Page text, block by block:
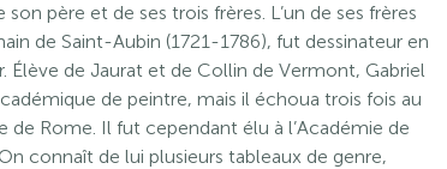
son père et de ses trois frères. L’un de ses frères
de Saint-Aubin (1721-1786), fut dessinateur en
Élève de Jaurat et de Collin de Vermont, Gabriel
de peintre, mais il échoua trois fois au
de Rome. Il fut cependant élu à l’Académie de
connaît de lui plusieurs tableaux de genre,